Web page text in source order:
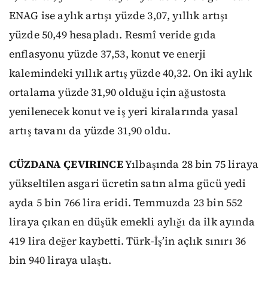
ENAG ise aylık artışı yüzde 3,07, yıllık artışı
yüzde 50,49 hesapladı. Resmî veride gıda
enflasyonu yüzde 37,53, konut ve enerji
kalemindeki yıllık artış yüzde 40,32. On iki aylık
ortalama yüzde 31,90 olduğu için ağustosta
yenilenecek konut ve iş yeri kiralarında yasal
artış tavanı da yüzde 31,90 oldu.
CÜZDANA ÇEVIRINCEYılbaşında 28 bin 75 liraya
yükseltilen asgari ücretin satın alma gücü yedi
ayda 5 bin 766 lira eridi. Temmuzda 23 bin 552
liraya çıkan en düşük emekli aylığı da ilk ayında
419 lira değer kaybetti. Türk-İş’in açlık sınırı 36
bin 940 liraya ulaştı.